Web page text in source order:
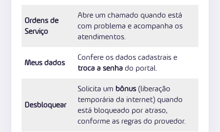
Ordens de
Serviço
Abre um chamado quando está
com problema e acompanha os
atendimentos.
Meus dados
Confere os dados cadastrais e
troca a senhado portal.
Desbloquear
Solicita um bônus(liberação
temporária da internet) quando
está bloqueado por atraso,
conforme as regras do provedor.